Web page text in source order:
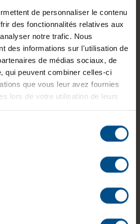
de personnaliser le contenu
des fonctionnalités relatives aux
notre trafic. Nous
des informations sur l'utilisation de
de médias sociaux, de
qui peuvent combiner celles-ci
que vous leur avez fournies
lors de votre utilisation de leurs
pavé numérique
Intel Tiger Lake-
UP3 - GT2
digitales: Non
Reconditionné
Oui, Non
321,35 x 212 x